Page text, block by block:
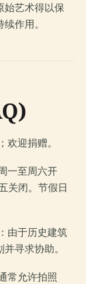
艺术得以保
作用。
欢迎捐赠。
一至周六开
关闭。节假日
由于历史建筑
寻求协助。
常允许拍照